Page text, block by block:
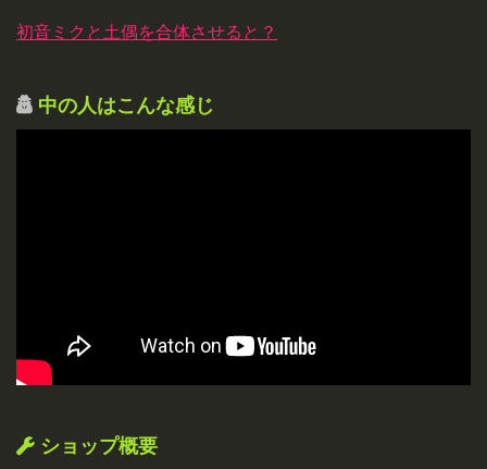
初音ミクと土偶を合体させると？
中の人はこんな感じ
ショップ概要